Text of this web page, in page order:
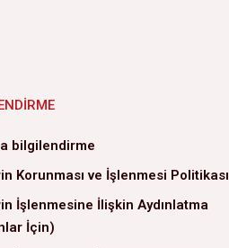
bilgilendirme
Korunması ve İşlenmesi Politikası
İşlenmesine İlişkin Aydınlatma
İçin)